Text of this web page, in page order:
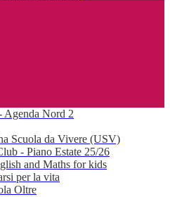
Agenda Nord 2
Scuola da Vivere (USV)
- Piano Estate 25/26
and Maths for kids
per la vita
Oltre